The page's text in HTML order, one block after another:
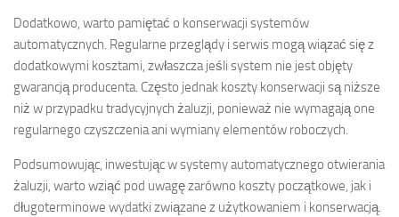
Dodatkowo, warto pamiętać o konserwacji systemów
automatycznych. Regularne przeglądy i serwis mogą wiązać się z
dodatkowymi kosztami, zwłaszcza jeśli system nie jest objęty
gwarancją producenta. Często jednak koszty konserwacji są niższe
niż w przypadku tradycyjnych żaluzji, ponieważ nie wymagają one
regularnego czyszczenia ani wymiany elementów roboczych.
Podsumowując, inwestując w systemy automatycznego otwierania
żaluzji, warto wziąć pod uwagę zarówno koszty początkowe, jak i
długoterminowe wydatki związane z użytkowaniem i konserwacją.